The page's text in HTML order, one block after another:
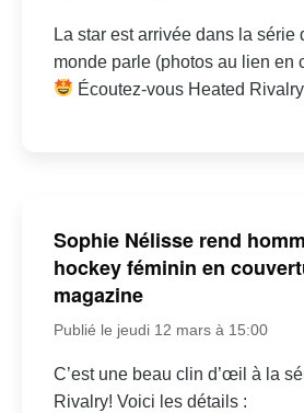
La star est arrivée dans la série
monde parle (photos au lien en
Écoutez-vous Heated
Sophie Nélisse rend
hockey féminin en
magazine
Publié le jeudi 12 mars à 15:00
C’est une beau clin d’œil à la
Rivalry! Voici les détails :